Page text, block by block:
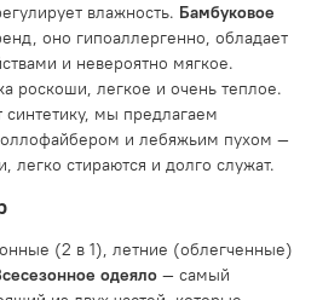
влажность. Бамбуковое
оно гипоаллергенно, обладает
и невероятно мягкое.
роскоши, легкое и очень теплое.
синтетику, мы предлагаем
и лебяжьим пухом —
легко стираются и долго служат.
(2 в 1), летние (облегченные)
одеяло — самый